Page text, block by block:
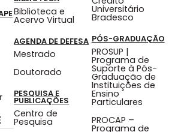
Biblioteca e
Acervo Virtual
AGENDA DE DEFESA
Mestrado
Doutorado
PESQUISA E
PUBLICAÇÕES
Centro de
Pesquisa
Universitário
Bradesco
PÓS-GRADUAÇÃO
PROSUP |
Programa de
Suporte à Pós-
Graduação de
Instituições de
Ensino
Particulares
PROCAP –
Programa de